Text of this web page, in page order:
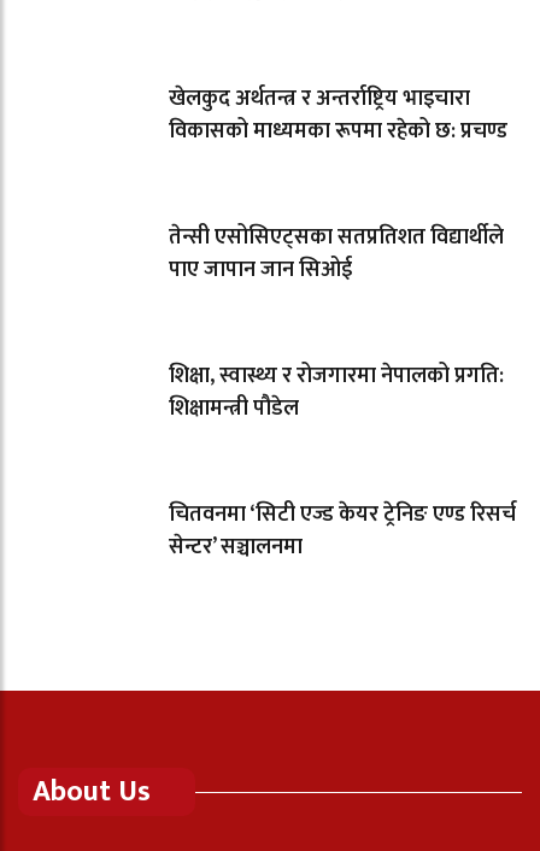
खेलकुद अर्थतन्त्र र अन्तर्राष्ट्रिय भाइचारा
विकासको माध्यमका रूपमा रहेको छ: प्रचण्ड
तेन्सी एसोसिएट्सका सतप्रतिशत विद्यार्थीले
पाए जापान जान सिओई
शिक्षा, स्वास्थ्य र रोजगारमा नेपालको प्रगति:
शिक्षामन्त्री पौडेल
चितवनमा ‘सिटी एज्ड केयर ट्रेनिङ एण्ड रिसर्च
सेन्टर’ सञ्चालनमा
About Us